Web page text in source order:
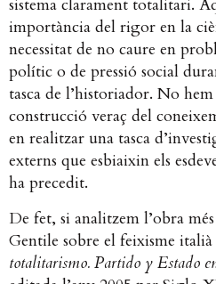
sistema clarament totalitari.
importància del rigor en la
necessitat de no caure en
polític o de pressió social
tasca de l’historiador. No
construcció veraç del
en realitzar una tasca
externs que esbiaixin els
ha precedit.
De fet, si analitzem l’obra
Gentile sobre el feixisme italià
totalitarismo. Partido y Estado